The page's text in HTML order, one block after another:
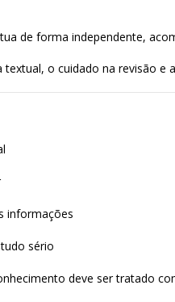
de forma independente,
textual, o cuidado na revisão
informações
sério
deve ser tratado